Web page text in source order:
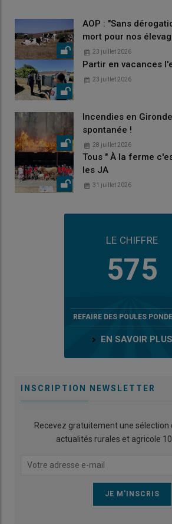
AOP : "Sans
mort pour nos
23 juillet 2026
Partir en vacances
23 juillet 2026
Incendies en
spontanée !
28 juillet 2026
Tous " À la ferme
les JA
31 juillet 2026
LE CHIFFRE
575
REFAIRE DES POULES
EN SAVOIR PLUS
INSCRIPTION NEWSLETTER
Recevez gratuitement une sélection
actualités rurales et agricole